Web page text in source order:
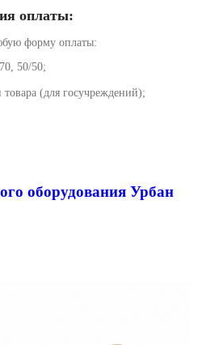
оплаты:
форму оплаты:
50/50;
товара (для госучреждений);
оборудования Урбан